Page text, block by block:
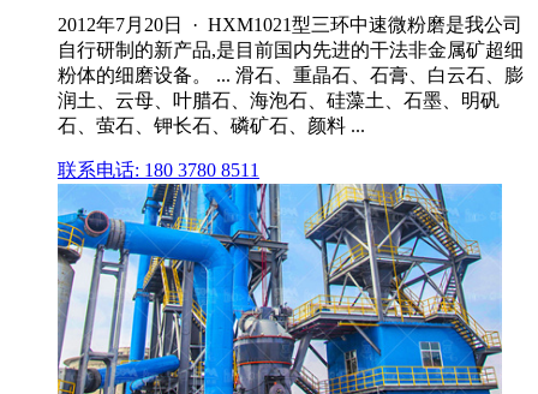
2012年7月20日 · HXM1021型三环中速微粉磨是我公司
自行研制的新产品,是目前国内先进的干法非金属矿超细
粉体的细磨设备。 ... 滑石、重晶石、石膏、白云石、膨
润土、云母、叶腊石、海泡石、硅藻土、石墨、明矾
石、萤石、钾长石、磷矿石、颜料 ...
联系电话: 180 3780 8511